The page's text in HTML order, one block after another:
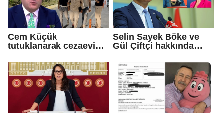
Cem Küçük
tutuklanarak cezaevine
Selin Sayek Böke ve
Gül Çiftçi hakkında
başlatılacak